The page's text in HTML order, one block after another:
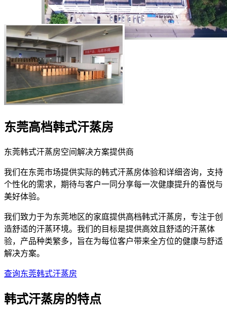
东莞高档韩式汗蒸房
东莞韩式汗蒸房空间解决方案提供商
我们在东莞市场提供实际的韩式汗蒸房体验和详细咨询，支持
个性化的需求，期待与客户一同分享每一次健康提升的喜悦与
美好体验。
我们致力于为东莞地区的家庭提供高档韩式汗蒸房，专注于创
造舒适的汗蒸环境。我们的目标是提供高效且舒适的汗蒸体
验，产品种类繁多，旨在为每位客户带来全方位的健康与舒适
解决方案。
查询东莞韩式汗蒸房
韩式汗蒸房的特点